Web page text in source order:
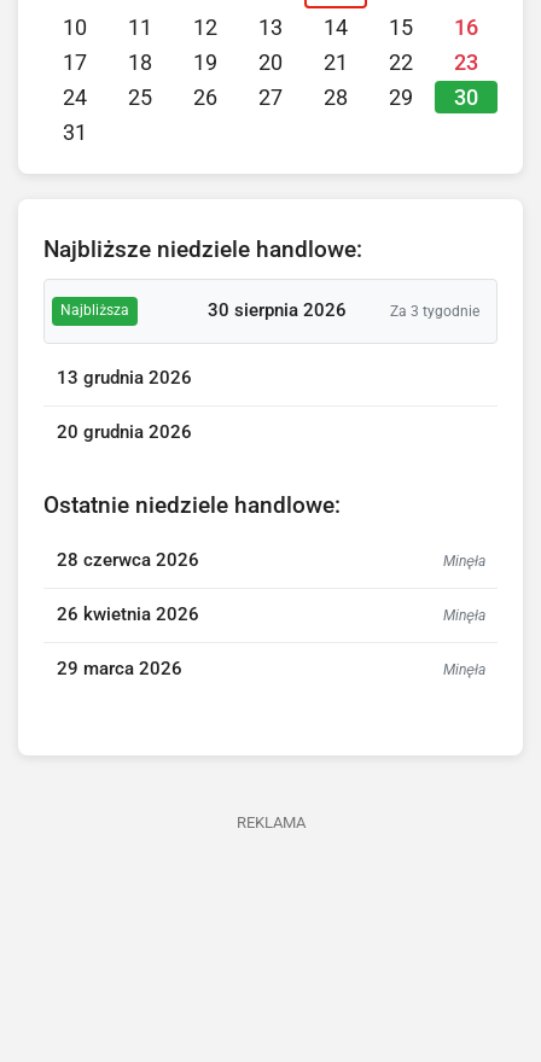
10
11 12 13 14 15
16
17
18 19 20 21 22
23
24
25 26 27 28 29 30
31
Najbliższe niedziele handlowe:
Najbliższa 30 sierpnia 2026 Za 3 tygodnie
13 grudnia 2026
20 grudnia 2026
Ostatnie niedziele handlowe:
28 czerwca 2026 Minęła
26 kwietnia 2026 Minęła
29 marca 2026 Minęła
REKLAMA